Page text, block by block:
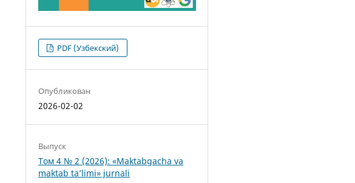
PDF (Узбекский)
Опубликован
2026-02-02
Выпуск
Том 4 № 2 (2026): «Maktabgacha va
maktab ta’limi» jurnali